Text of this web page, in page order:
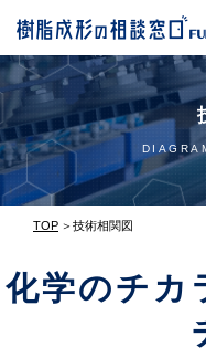
TOP 技術相関図
化学のチカ